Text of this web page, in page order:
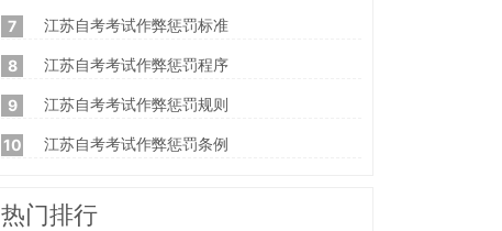
7 江苏自考考试作弊惩罚标准
8 江苏自考考试作弊惩罚程序
9 江苏自考考试作弊惩罚规则
10 江苏自考考试作弊惩罚条例
热门排行